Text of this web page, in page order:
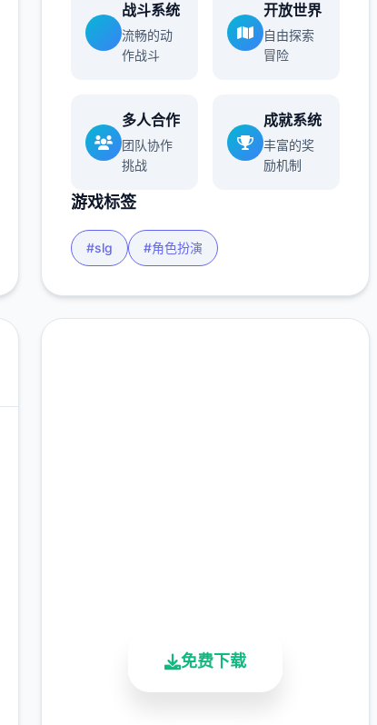
战斗系统
流畅的动
作战斗
开放世界
自由探索
冒险
多人合作
团队协作
挑战
成就系统
丰富的奖
励机制
游戏标签
#slg #角色扮演
免费下载